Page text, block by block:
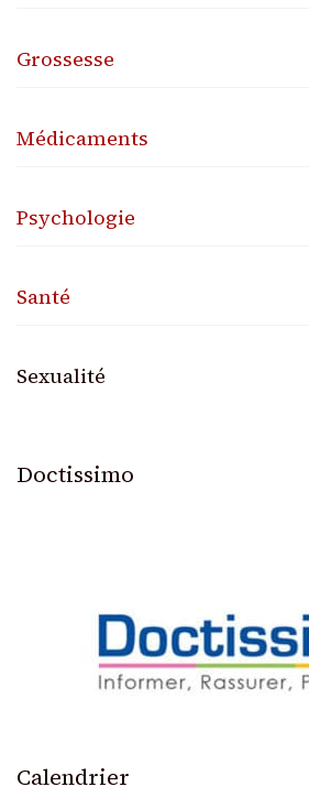
Grossesse
Médicaments
Psychologie
Santé
Sexualité
Doctissimo
Calendrier